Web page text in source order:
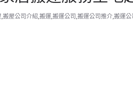
,搬屋公司介紹,搬運,搬運公司,搬運公司推介,搬運